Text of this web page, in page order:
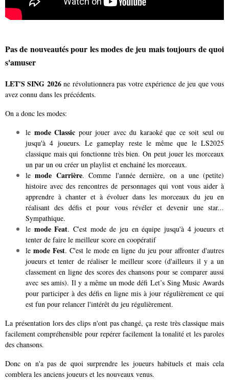
Pas de nouveautés pour les modes de jeu mais toujours de quoi
s'amuser
LET'S SING 2026ne révolutionnera pas votre expérience de jeu que vous
avez connu dans les précédents.
On a donc les modes:
le mode Classic pour jouer avec du karaoké que ce soit seul ou
jusqu'à 4 joueurs. Le gameplay reste le même que le LS2025
classique mais qui fonctionne très bien. On peut jouer les morceaux
un par un ou créer un playlist et enchainé les morceaux.
lemode Carrière. Comme l'année dernière, on a une (petite)
histoire avec des rencontres de personnages qui vont vous aider à
apprendre à chanter et à évoluer dans les morceaux du jeu en
réalisant des défis et pour vous révéler et devenir une star...
Sympathique.
le mode Feat. C'est mode de jeu en équipe jusqu'à 4 joueurs et
tenter de faire le meilleur score en coopératif
le mode Fest. C'est le mode en ligne du jeu pour affronter d'autres
joueurs et tenter de réaliser le meilleur score (d'ailleurs il y a un
classement en ligne des scores des chansons pour se comparer aussi
avec ses amis). Il y a même un mode défi Let’s Sing Music Awards
pour participer à des défis en ligne mis à jour régulièrement ce qui
est fun pour relancer l'intérêt du jeu régulièrement.
La présentation lors des clips n'ont pas changé, ça reste très classique mais
facilement compréhensible pour repérer facilement la tonalité et les paroles
des chansons.
Donc on n'a pas de quoi surprendre les joueurs habituels et mais cela
comblera les anciens joueurs et les nouveaux venus.